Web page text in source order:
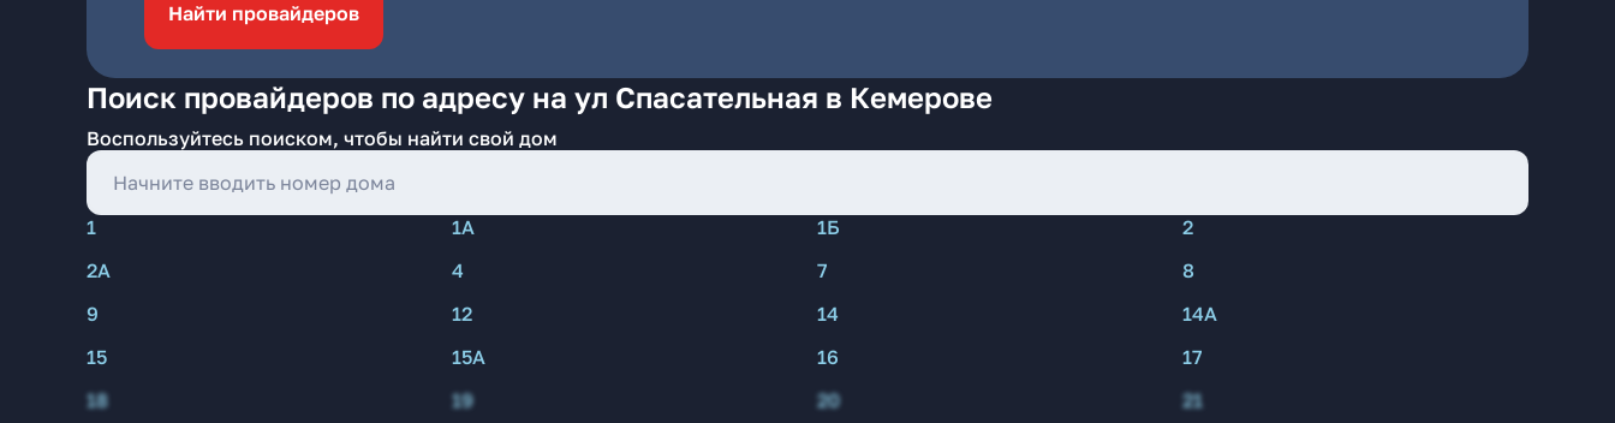
Найти провайдеров
Поиск провайдеров по адресу на ул Спасательная в Кемерове
Воспользуйтесь поиском, чтобы найти свой дом
1 1А 1Б
2
2А
4 7
8
9
12 14
14А
15
15А 16
17
18
19 20 21